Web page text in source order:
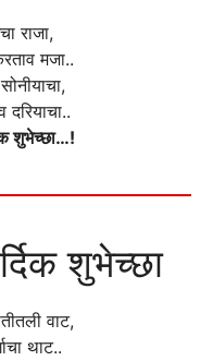
राजा,
मजा..
शुभेच्छा…!
शुभेच्छा
वाट,
थाट..